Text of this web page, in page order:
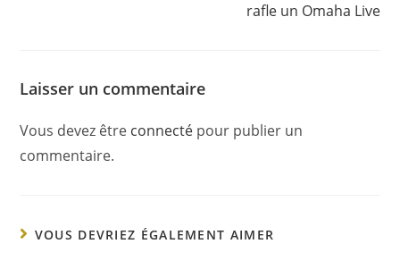
rafle un Omaha Live
Laisser un commentaire
Vous devez être connecté pour publier un
commentaire.
VOUS DEVRIEZ ÉGALEMENT AIMER